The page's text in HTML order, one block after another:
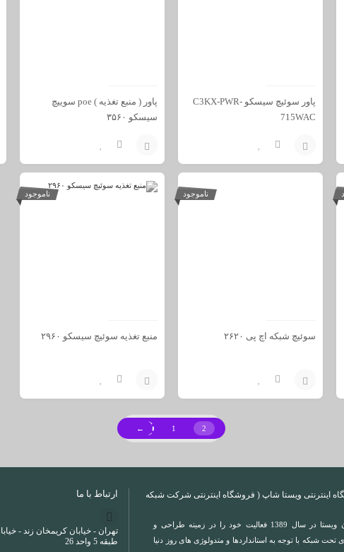
پاور سوئیچ سیسکو C3KX-PWR-
715WAC
پاور ( منبع تغذیه ) poe سوییچ
سیسکو ۳۵۶۰
به ناموجود
سوئیچ شبکه اچ پی ۲۶۲۰
ناموجود
منبع تغذیه سوئیچ سیسکو ۲۹۶۰
به ← 1 2
اینترنتی ویستا شاپ ( فروشگاه اینترنتی شرکت شبکه
شرکت شبکه پردازان ویستا در سال 1389 فعالیت خود را در زمینه طراحی و
شبکه با توجه به استانداردها و متدولوژی های روز دنیا
ارتباط با ما
طبقه 5 واحد 26